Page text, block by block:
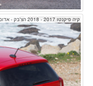
קיה פיקנטו 2017 - 2018 הצ'בק - אדום - מבט ציפור אחורי